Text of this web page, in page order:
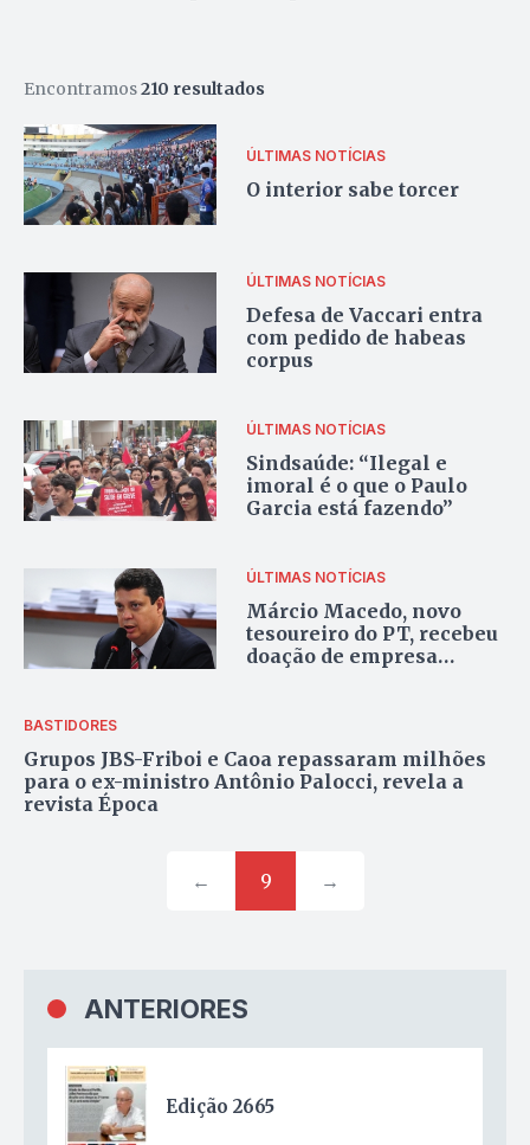
Encontramos210 resultados
ÚLTIMAS NOTÍCIAS
O interior sabe torcer
ÚLTIMAS NOTÍCIAS
Defesa de Vaccari entra
com pedido de habeas
corpus
ÚLTIMAS NOTÍCIAS
Sindsaúde: “Ilegal e
imoral é o que o Paulo
Garcia está fazendo”
ÚLTIMAS NOTÍCIAS
Márcio Macedo, novo
tesoureiro do PT, recebeu
doação de empresa
BASTIDORES
Grupos JBS-Friboi e Caoa repassaram milhões
para o ex-ministro Antônio Palocci, revela a
revista Época
← 9 →
ANTERIORES
Edição 2665